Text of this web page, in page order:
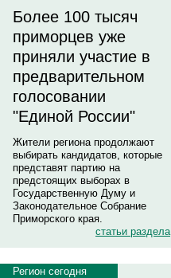
Более 100 тысяч
приморцев уже
приняли участие в
предварительном
голосовании
"Единой России"
Жители региона продолжают
выбирать кандидатов, которые
представят партию на
предстоящих выборах в
Государственную Думу и
Законодательное Собрание
Приморского края.
статьи раздела
Регион сегодня